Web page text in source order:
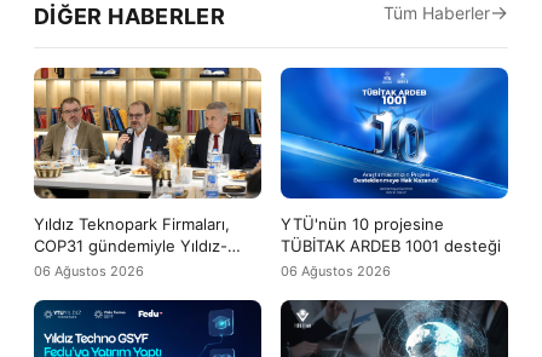
DIĞER HABERLER
Yıldız Teknopark Firmaları,
COP31 gündemiyle Yıldız-
Tech buluşmasında bir araya
06 Ağustos 2026
YTÜ'nün 10 projesine
TÜBİTAK ARDEB 1001 desteği
06 Ağustos 2026
Tüm Haberler